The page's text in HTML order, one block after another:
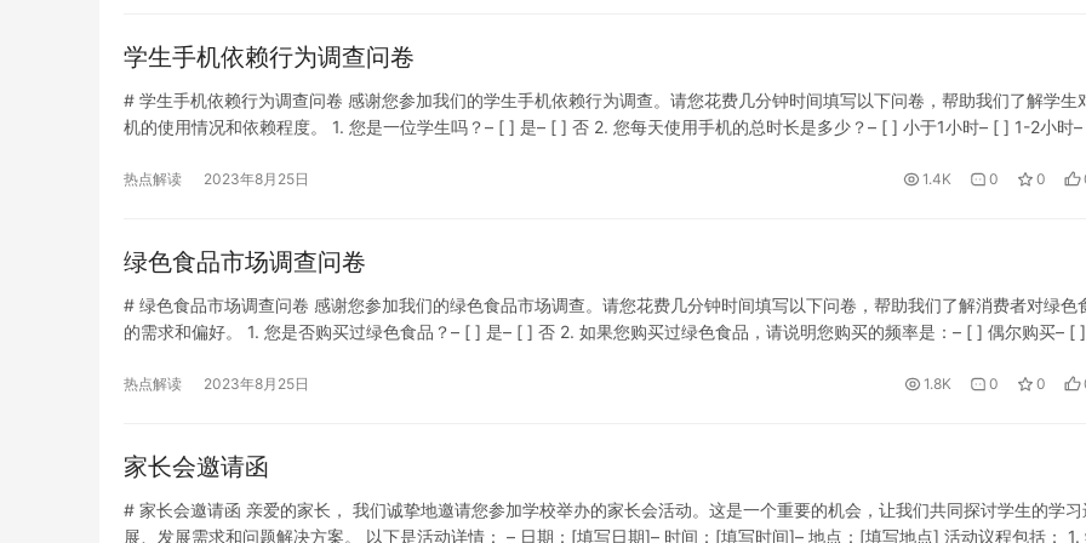
学生手机依赖行为调查问卷
# 学生手机依赖行为调查问卷 感谢您参加我们的学生手机依赖行为调查。请您花费几分钟时间填写以下问卷，帮助我们了解学生
机的使用情况和依赖程度。 1. 您是一位学生吗？– [ ] 是– [ ] 否 2. 您每天使用手机的总时长是多少？– [ ] 小于1小时– [ ] 1-2小时
热点解读 2023年8月25日 1.4K 0 0
绿色食品市场调查问卷
# 绿色食品市场调查问卷 感谢您参加我们的绿色食品市场调查。请您花费几分钟时间填写以下问卷，帮助我们了解消费者对绿色
的需求和偏好。 1. 您是否购买过绿色食品？– [ ] 是– [ ] 否 2. 如果您购买过绿色食品，请说明您购买的频率是：– [ ] 偶尔购买– [ ]
热点解读 2023年8月25日 1.8K 0 0
家长会邀请函
# 家长会邀请函 亲爱的家长， 我们诚挚地邀请您参加学校举办的家长会活动。这是一个重要的机会，让我们共同探讨学生的学习
展、发展需求和问题解决方案。 以下是活动详情： – 日期：[填写日期]– 时间：[填写时间]– 地点：[填写地点] 活动议程包括： 1.